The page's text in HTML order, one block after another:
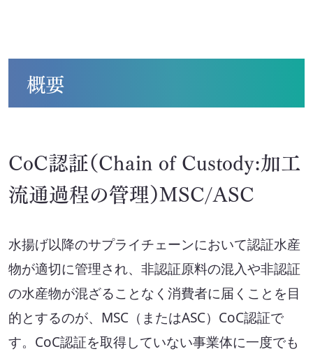
取扱可能な廃棄物一覧
循環資源製造所拠点一覧
処理委託先の選定
サステナブル調達支援サービス
見える化サービス
サステナブルBPOサービス
生産工場・プロセス向けソリューション
概要
CoC認証（Chain of Custody:加工
流通過程の管理）MSC/ASC
水揚げ以降のサプライチェーンにおいて認証水産
物が適切に管理され、非認証原料の混入や非認証
の水産物が混ざることなく消費者に届くことを目
的とするのが、MSC（またはASC）CoC認証で
す。CoC認証を取得していない事業体に一度でも